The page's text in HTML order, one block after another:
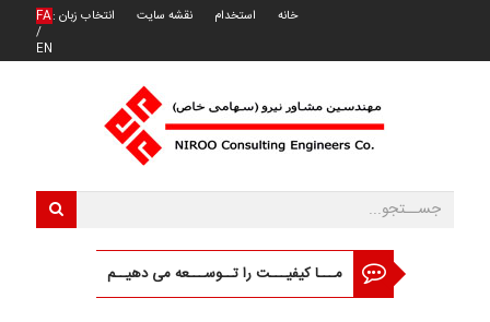
انتخاب زبان :FA
/
EN
نقشه سایت استخدام خانه
مـــا کیفیـــت را تــوســـعه می دهیــم